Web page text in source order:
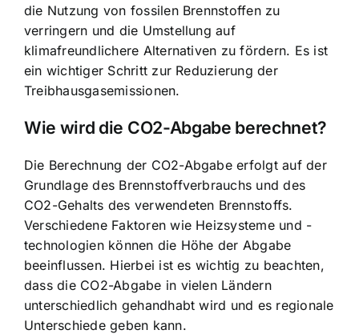
die Nutzung von fossilen Brennstoffen zu
verringern und die Umstellung auf
klimafreundlichere Alternativen zu fördern. Es ist
ein wichtiger Schritt zur Reduzierung der
Treibhausgasemissionen.
Wie wird die CO2-Abgabe berechnet?
Die Berechnung der CO2-Abgabe erfolgt auf der
Grundlage des Brennstoffverbrauchs und des
CO2-Gehalts des verwendeten Brennstoffs.
Verschiedene Faktoren wie Heizsysteme und -
technologien können die Höhe der Abgabe
beeinflussen. Hierbei ist es wichtig zu beachten,
dass die CO2-Abgabe in vielen Ländern
unterschiedlich gehandhabt wird und es regionale
Unterschiede geben kann.